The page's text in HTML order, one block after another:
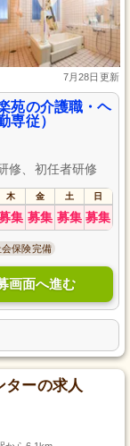
7月28日更新
苑の介護職・ヘ
専従）
修、初任者研修
木 金 土 日
集 募集 募集 募集
会保険完備
画面へ進む
ターの求人